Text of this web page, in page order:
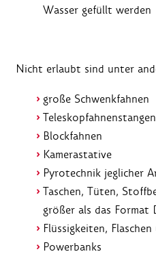
Wasser gefüllt werden
Nicht erlaubt sind unter
große Schwenkfahnen
Teleskopfahnenstangen
Blockfahnen
Kamerastative
Pyrotechnik jeglicher
Taschen, Tüten,
größer als das Format
Flüssigkeiten,
Powerbanks